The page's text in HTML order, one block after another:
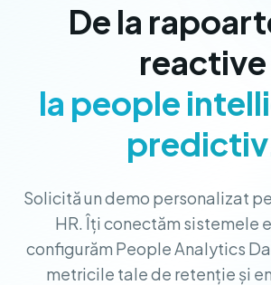
De la
reactive
la people
Solicită un demo personalizat
HR. Îți conectăm sistemele
configurăm People Analytics
metricile tale de retenție și